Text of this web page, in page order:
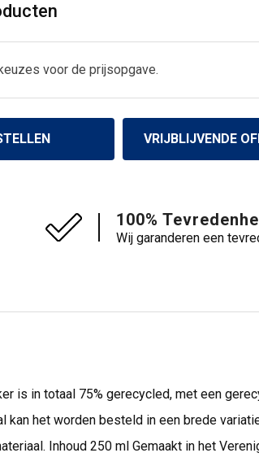
voor de prijsopgave.
VRIJBLIJVENDE
100%
Wij garanderen een
is in totaal 75% gerecycled, met een
het worden besteld in een brede
Inhoud 250 ml Gemaakt in het